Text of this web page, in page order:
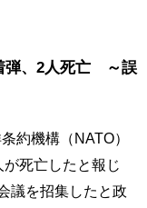
弾、2人死亡 ～誤
約機構（NATO）
死亡したと報じ
議を招集したと政